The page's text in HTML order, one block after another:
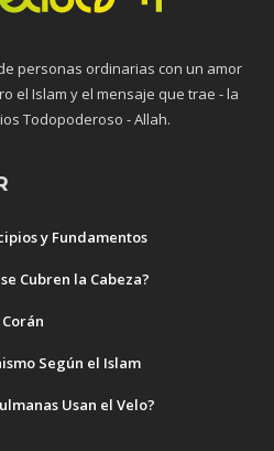
personas ordinarias con un amor
el Islam y el mensaje que trae - la
Todopoderoso - Allah.
y Fundamentos
Cubren la Cabeza?
Según el Islam
Usan el Velo?